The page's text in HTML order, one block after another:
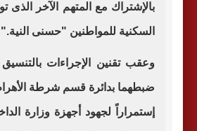
بالإشتراك مع المتهم الآخر
السكنية للمواطنين "حسنى النية".
وعقب تقنين الإجراءات
ضبطهما بدائرة قسم شرطة
إستمراراً لجهود أجهزة وزارة